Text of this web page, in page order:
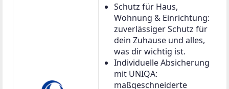
Schutz für Haus,
Wohnung & Einrichtung:
zuverlässiger Schutz für
dein Zuhause und alles,
was dir wichtig ist.
Individuelle Absicherung
mit UNIQA:
maßgeschneiderte